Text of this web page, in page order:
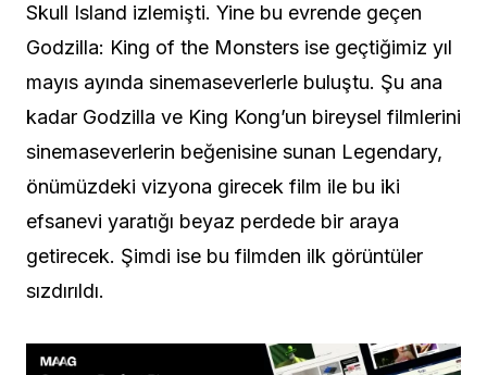
Skull Island izlemişti. Yine bu evrende geçen
Godzilla: King of the Monsters ise geçtiğimiz yıl
mayıs ayında sinemaseverlerle buluştu. Şu ana
kadar Godzilla ve King Kong’un bireysel filmlerini
sinemaseverlerin beğenisine sunan Legendary,
önümüzdeki vizyona girecek film ile bu iki
efsanevi yaratığı beyaz perdede bir araya
getirecek. Şimdi ise bu filmden ilk görüntüler
sızdırıldı.